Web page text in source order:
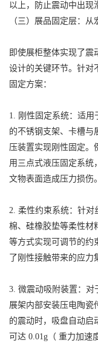
以上，防止震动中出现
（三）展品固定层：
即使展柜整体实现了震
设计的关键环节。针对
固定方案：
1. 刚性固定系统：适
的不锈钢支架、卡槽与
压装置实现刚性固定。
用三点式液压固定系统
文物表面造成压力损伤。
2. 柔性约束系统：针对
棉、硅橡胶垫等柔性材
等方式实现可调节的约
了刚性接触带来的应力
3. 微震动吸附装置：对
展架内部安装压电陶瓷
的震动时，吸盘自动启
可达 0.01g（ 重力加速